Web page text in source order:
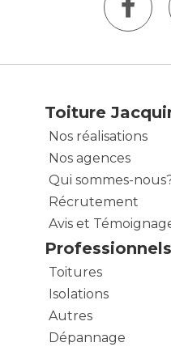
Toiture
Nos réalisations
Nos agences
Qui sommes-
Récrutement
Avis et
Professionnels
Toitures
Isolations
Autres
Dépannage